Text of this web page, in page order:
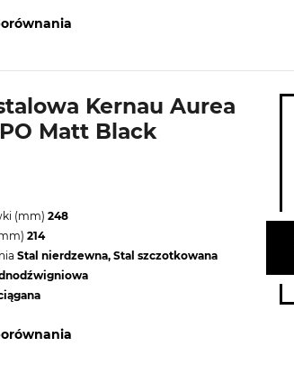
Kernau Aurea
Matt Black
(mm) 248
214
Stal nierdzewna, Stal szczotkowana